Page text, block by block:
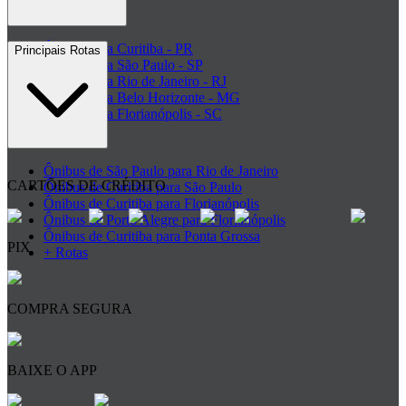
Ônibus para Curitiba - PR
Ônibus para São Paulo - SP
Ônibus para Rio de Janeiro - RJ
Ônibus para Belo Horizonte - MG
Ônibus para Florianópolis - SC
Principais Rotas
Ônibus de São Paulo para Rio de Janeiro
Ônibus de Curitiba para São Paulo
Ônibus de Curitiba para Florianópolis
Ônibus de Porto Alegre para Florianópolis
Ônibus de Curitiba para Ponta Grossa
+ Rotas
CARTÕES DE CRÉDITO
PIX
COMPRA SEGURA
BAIXE O APP